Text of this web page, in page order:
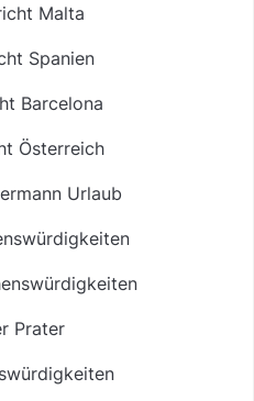
Malta
Spanien
Barcelona
Österreich
Urlaub
Prater